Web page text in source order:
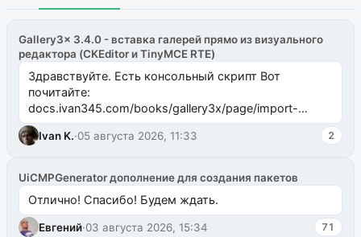
Gallery3x 3.4.0 - вставка галерей прямо из визуального
редактора (CKEditor и TinyMCE RTE)
Здравствуйте. Есть консольный скрипт Вот
почитайте:
docs.ivan345.com/books/gallery3x/page/import-
ms2galleryphp
Ivan K.·05 августа 2026, 11:33 2
UiCMPGenerator дополнение для создания пакетов
Отлично! Спасибо! Будем ждать.
Евгений·03 августа 2026, 15:34 71